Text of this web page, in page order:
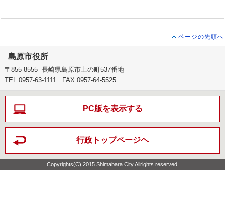
ページの先頭へ
島原市役所
〒855-8555 長崎県島原市上の町537番地
TEL:0957-63-1111 FAX:0957-64-5525
PC版を表示する
行政トップページヘ
Copyrights(C) 2015 Shimabara City Allrights reserved.